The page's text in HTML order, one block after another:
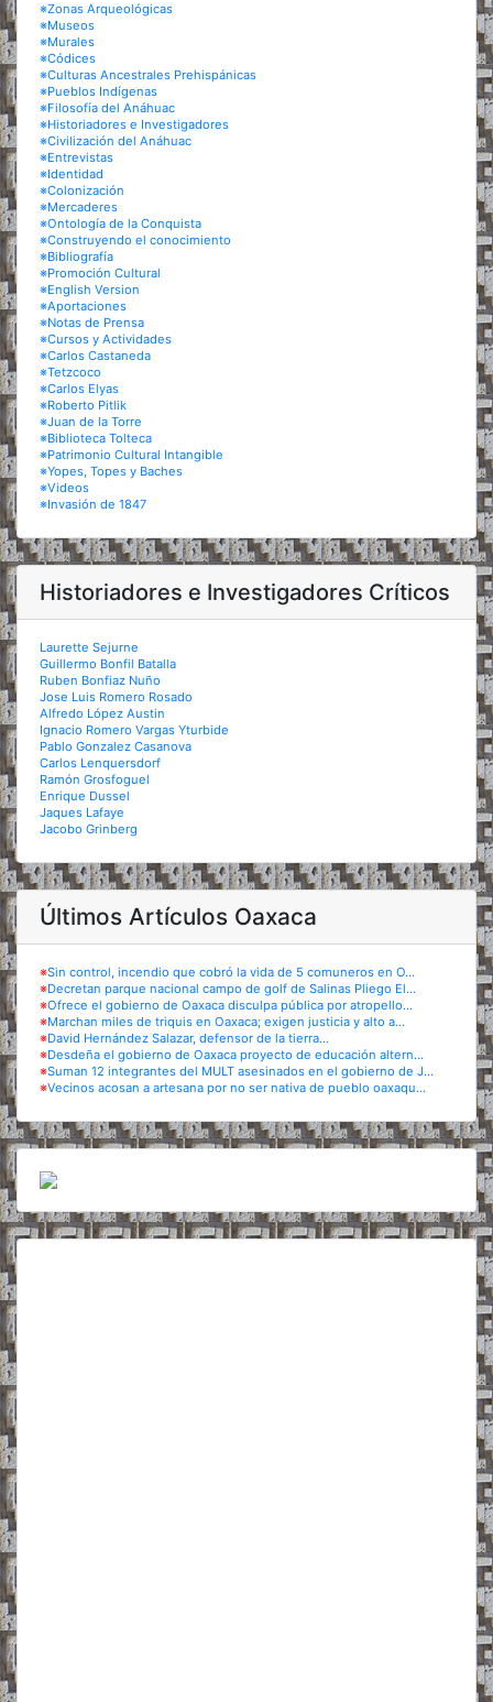
※Zonas Arqueológicas
※Museos
※Murales
※Códices
※Culturas Ancestrales Prehispánicas
※Pueblos Indígenas
※Filosofía del Anáhuac
※Historiadores e Investigadores
※Civilización del Anáhuac
※Entrevistas
※Identidad
※Colonización
※Mercaderes
※Ontología de la Conquista
※Construyendo el conocimiento
※Bibliografía
※Promoción Cultural
※English Version
※Aportaciones
※Notas de Prensa
※Cursos y Actividades
※Carlos Castaneda
※Tetzcoco
※Carlos Elyas
※Roberto Pitlik
※Juan de la Torre
※Biblioteca Tolteca
※Patrimonio Cultural Intangible
※Yopes, Topes y Baches
※Videos
※Invasión de 1847
Historiadores e Investigadores Críticos
Laurette Sejurne
Guillermo Bonfil Batalla
Ruben Bonfiaz Nuño
Jose Luis Romero Rosado
Alfredo López Austin
Ignacio Romero Vargas Yturbide
Pablo Gonzalez Casanova
Carlos Lenquersdorf
Ramón Grosfoguel
Enrique Dussel
Jaques Lafaye
Jacobo Grinberg
Últimos Artículos Oaxaca
※Sin control, incendio que cobró la vida de 5 comuneros en O...
※Decretan parque nacional campo de golf de Salinas Pliego El...
※Ofrece el gobierno de Oaxaca disculpa pública por atropello...
※Marchan miles de triquis en Oaxaca; exigen justicia y alto a...
※David Hernández Salazar, defensor de la tierra...
※Desdeña el gobierno de Oaxaca proyecto de educación altern...
※Suman 12 integrantes del MULT asesinados en el gobierno de J...
※Vecinos acosan a artesana por no ser nativa de pueblo oaxaqu...